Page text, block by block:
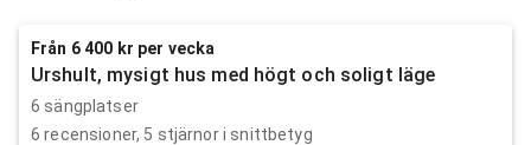
Från 6 400 kr per vecka
Urshult, mysigt hus med högt och soligt läge
6 sängplatser
6 recensioner, 5 stjärnor i snittbetyg